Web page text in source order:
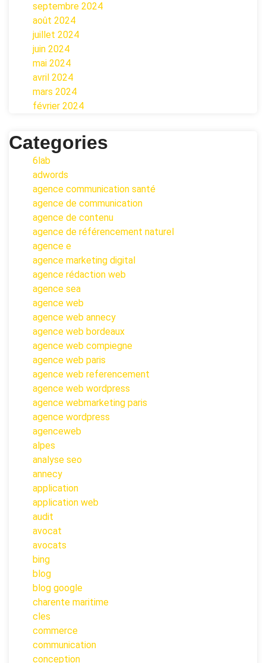
septembre 2024
août 2024
juillet 2024
juin 2024
mai 2024
avril 2024
mars 2024
février 2024
Categories
6lab
adwords
agence communication santé
agence de communication
agence de contenu
agence de référencement naturel
agence e
agence marketing digital
agence rédaction web
agence sea
agence web
agence web annecy
agence web bordeaux
agence web compiegne
agence web paris
agence web referencement
agence web wordpress
agence webmarketing paris
agence wordpress
agenceweb
alpes
analyse seo
annecy
application
application web
audit
avocat
avocats
bing
blog
blog google
charente maritime
cles
commerce
communication
conception